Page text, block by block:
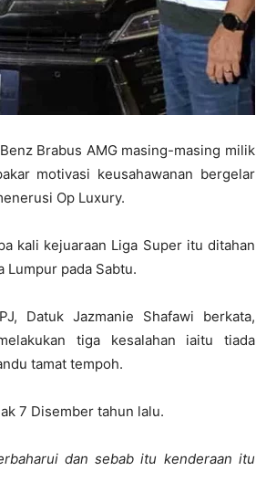
Brabus AMG masing-masing milik
motivasi keusahawanan bergelar
Op Luxury.
kali kejuaraan Liga Super itu ditahan
Lumpur pada Sabtu.
Datuk Jazmanie Shafawi berkata,
tiga kesalahan iaitu tiada
tamat tempoh.
7 Disember tahun lalu.
dan sebab itu kenderaan itu